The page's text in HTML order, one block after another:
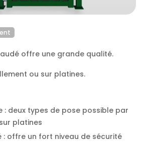
offre une grande qualité.
ou sur platines.
: deux types de pose possible par
platines
: offre un fort niveau de sécurité